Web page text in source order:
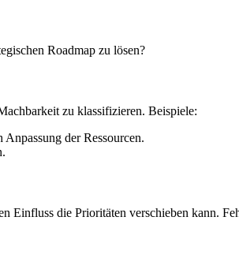
Roadmap zu lösen?
zu klassifizieren. Beispiele:
der Ressourcen.
Einfluss die Prioritäten verschieben kann.